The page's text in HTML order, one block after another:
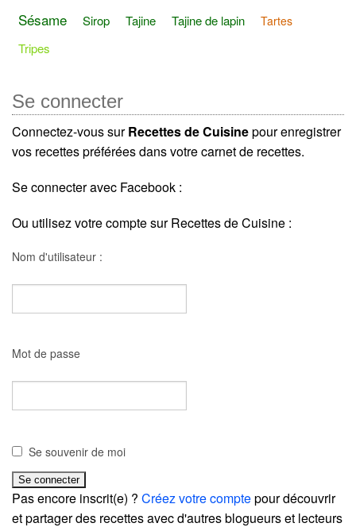
Sésame Sirop Tajine Tajine de lapin Tartes
Tripes
Se connecter
Connectez-vous surRecettes de Cuisinepour enregistrer
vos recettes préférées dans votre carnet de recettes.
Se connecter avec Facebook :
Ou utilisez votre compte sur Recettes de Cuisine :
Nom d'utilisateur :
Mot de passe
Se souvenir de moi
Pas encore inscrit(e) ? Créez votre comptepour découvrir
et partager des recettes avec d'autres blogueurs et lecteurs